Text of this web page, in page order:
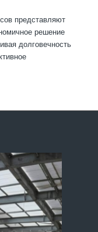
представляют
решение
долговечность